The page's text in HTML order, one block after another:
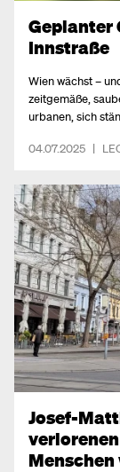
Geplanter
Innstraße
Wien wächst –
zeitgemäße,
urbanen, sich
Menschen
und gelebte
04.07.2025 |
Josef-